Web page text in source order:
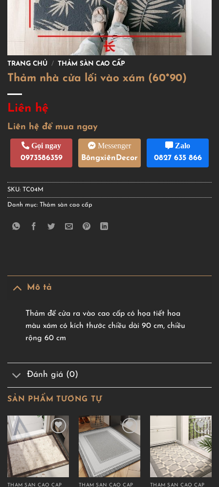
TRANG CHỦ / THẢM SÀN CAO CẤP
Thảm nhà cửa lối vào xám (60*90)
Liên hệ
Liên hệ để mua ngay
Gọi ngay
0973586359
Messenger
BôngxiênDecor
Zalo
0827 635 866
SKU: TC04M
Danh mục: Thảm sàn cao cấp
Mô tả
Thảm để cửa ra vào cao cấp có họa tiết hoa
màu xám có kích thước chiều dài 90 cm, chiều
rộng 60 cm
Đánh giá (0)
SẢN PHẨM TƯƠNG TỰ
THẢM SÀN CAO CẤP THẢM SÀN CAO CẤP THẢM SÀN CAO CẤP